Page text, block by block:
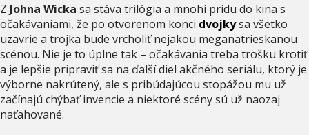
Z Johna Wicka sa stáva trilógia a mnohí prídu do kina s
očakávaniami, že po otvorenom konci dvojkysa všetko
uzavrie a trojka bude vrcholiť nejakou meganatrieskanou
scénou. Nie je to úplne tak – očakávania treba trošku krotiť
a je lepšie pripraviť sa na ďalší diel akčného seriálu, ktorý je
výborne nakrútený, ale s pribúdajúcou stopážou mu už
začínajú chýbať invencie a niektoré scény sú už naozaj
naťahované.